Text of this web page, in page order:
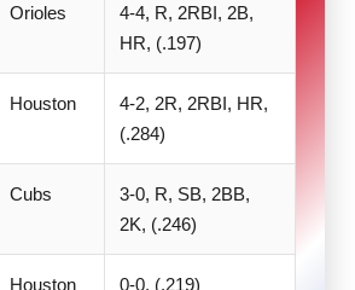
Orioles
4-4, R, 2RBI, 2B,
HR, (.197)
Houston
4-2, 2R, 2RBI, HR,
(.284)
Cubs
3-0, R, SB, 2BB,
2K, (.246)
Houston 0-0, (.219)